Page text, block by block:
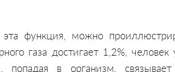
эта функция, можно
газа достигает 1,2%,
попадая в организм,